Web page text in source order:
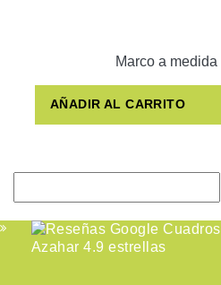
Marco a
AÑADIR AL CARRITO